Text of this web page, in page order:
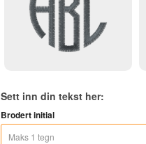
Sett inn din tekst her:
Brodert initial